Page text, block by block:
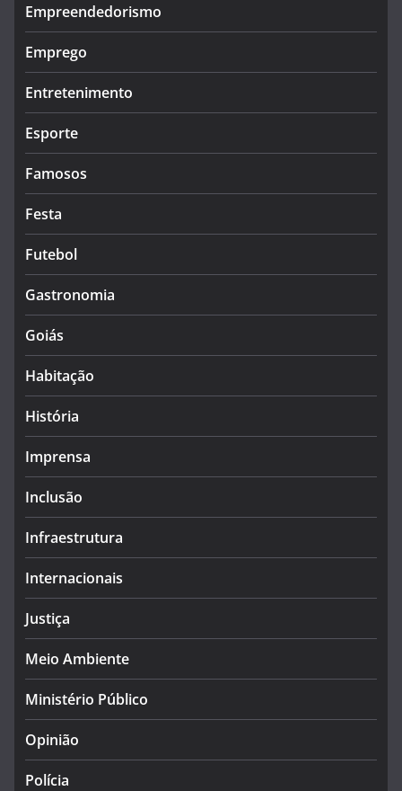
Empreendedorismo
Emprego
Entretenimento
Esporte
Famosos
Festa
Futebol
Gastronomia
Goiás
Habitação
História
Imprensa
Inclusão
Infraestrutura
Internacionais
Justiça
Meio Ambiente
Ministério Público
Opinião
Polícia